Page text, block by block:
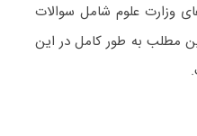
وزارت علوم شامل سوالات
مطلب به طور کامل در این